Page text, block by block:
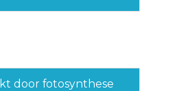
door fotosynthese